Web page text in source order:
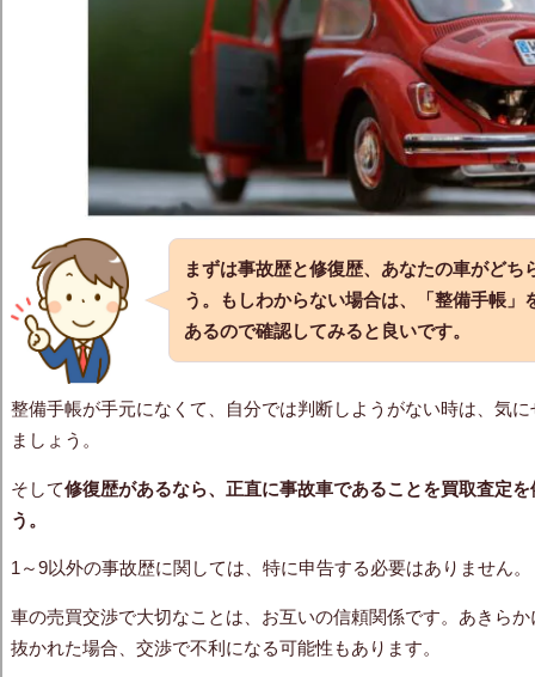
まずは事故歴と修復歴、あなたの車がどち
う。もしわからない場合は、「整備手帳」
あるので確認してみると良いです。
整備手帳が手元になくて、自分では判断しようがない時は、気
ましょう。
そして修復歴があるなら、正直に事故車であることを買取査定
う。
1～9以外の事故歴に関しては、特に申告する必要はありません。
車の売買交渉で大切なことは、お互いの信頼関係です。あきら
抜かれた場合、交渉で不利になる可能性もあります。